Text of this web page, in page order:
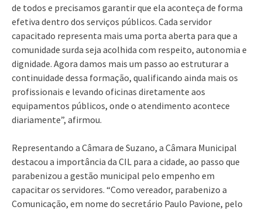
de todos e precisamos garantir que ela aconteça de forma
efetiva dentro dos serviços públicos. Cada servidor
capacitado representa mais uma porta aberta para que a
comunidade surda seja acolhida com respeito, autonomia e
dignidade. Agora damos mais um passo ao estruturar a
continuidade dessa formação, qualificando ainda mais os
profissionais e levando oficinas diretamente aos
equipamentos públicos, onde o atendimento acontece
diariamente”, afirmou.
Representando a Câmara de Suzano, a Câmara Municipal
destacou a importância da CIL para a cidade, ao passo que
parabenizou a gestão municipal pelo empenho em
capacitar os servidores. “Como vereador, parabenizo a
Comunicação, em nome do secretário Paulo Pavione, pelo